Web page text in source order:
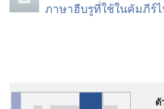
ภาษาฮีบรูที่ใช้ในคัมภีร์ไ
ตั